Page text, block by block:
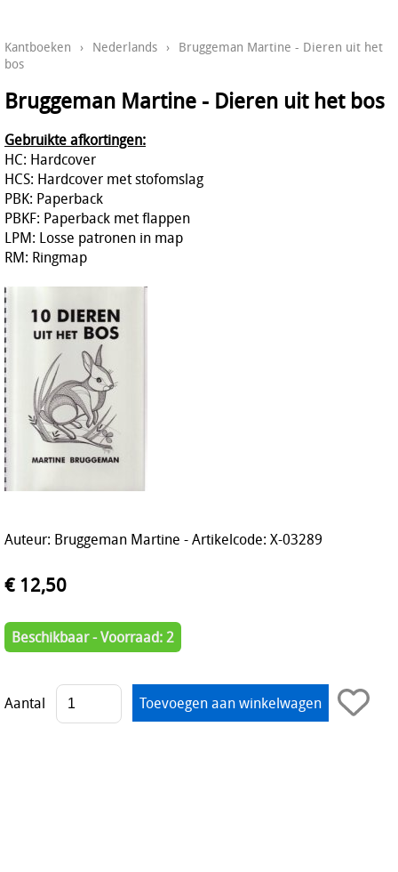
Kantboeken › Nederlands › Bruggeman Martine - Dieren uit het
bos
Bruggeman Martine - Dieren uit het bos
Gebruikte afkortingen:
HC: Hardcover
HCS: Hardcover met stofomslag
PBK: Paperback
PBKF: Paperback met flappen
LPM: Losse patronen in map
RM: Ringmap
Auteur: Bruggeman Martine - Artikelcode: X-03289
€ 12,50
Beschikbaar - Voorraad: 2
Aantal